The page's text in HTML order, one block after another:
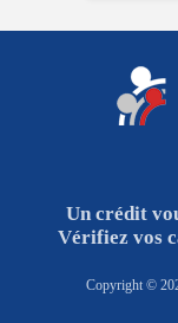
Un crédit
Vérifiez vos
Copyright ©